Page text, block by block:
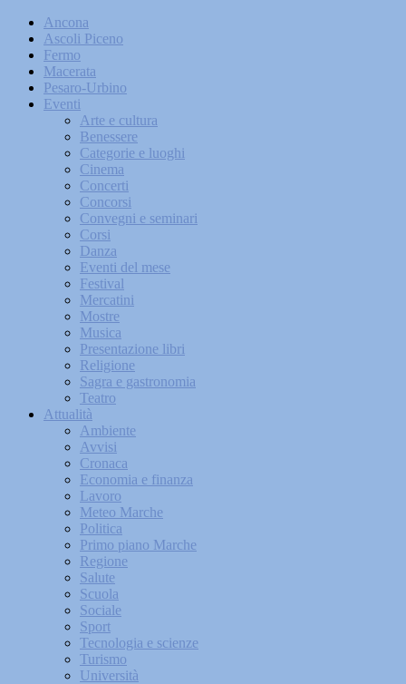
Ancona
Ascoli Piceno
Fermo
Macerata
Pesaro-Urbino
Eventi
Arte e cultura
Benessere
Categorie e luoghi
Cinema
Concerti
Concorsi
Convegni e seminari
Corsi
Danza
Eventi del mese
Festival
Mercatini
Mostre
Musica
Presentazione libri
Religione
Sagra e gastronomia
Teatro
Attualità
Ambiente
Avvisi
Cronaca
Economia e finanza
Lavoro
Meteo Marche
Politica
Primo piano Marche
Regione
Salute
Scuola
Sociale
Sport
Tecnologia e scienze
Turismo
Università